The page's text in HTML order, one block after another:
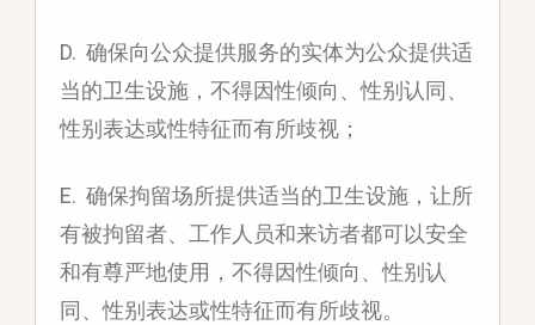
D. 确保向公众提供服务的实体为公众提供适
当的卫生设施，不得因性倾向、性别认同、
性别表达或性特征而有所歧视；
E. 确保拘留场所提供适当的卫生设施，让所
有被拘留者、工作人员和来访者都可以安全
和有尊严地使用，不得因性倾向、性别认
同、性别表达或性特征而有所歧视。